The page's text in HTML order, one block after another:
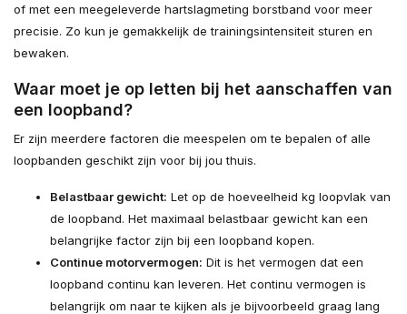
of met een meegeleverde hartslagmeting borstband voor meer
precisie. Zo kun je gemakkelijk de trainingsintensiteit sturen en
bewaken.
Waar moet je op letten bij het aanschaffen van
een loopband?
Er zijn meerdere factoren die meespelen om te bepalen of alle
loopbanden geschikt zijn voor bij jou thuis.
Belastbaar gewicht: Let op de hoeveelheid kg loopvlak van
de loopband. Het maximaal belastbaar gewicht kan een
belangrijke factor zijn bij een loopband kopen.
Continue motorvermogen: Dit is het vermogen dat een
loopband continu kan leveren. Het continu vermogen is
belangrijk om naar te kijken als je bijvoorbeeld graag lang